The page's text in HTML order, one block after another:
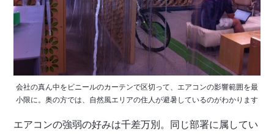
会社の真ん中をビニールのカーテンで区切って、エアコンの影響範囲を最
小限に。奥の方では、自然風エリアの住人が避暑しているのがわかります
エアコンの強弱の好みは千差万別。同じ部署に属してい